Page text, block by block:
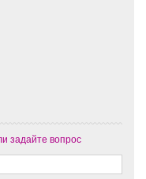
задайте вопрос